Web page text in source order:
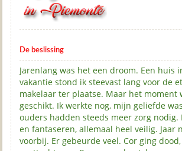
De beslissing
Jarenlang was het een droom. Een huis
vakantie stond ik steevast lang voor de
makelaar ter plaatse. Maar het moment
geschikt. Ik werkte nog, mijn geliefde was
ouders hadden steeds meer zorg nodig.
en fantaseren, allemaal heel veilig. Jaar
voorbij. Er gebeurde veel. Cor ging